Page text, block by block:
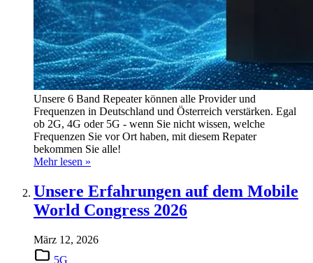
Unsere 6 Band Repeater können alle Provider und
Frequenzen in Deutschland und Österreich verstärken. Egal
ob 2G, 4G oder 5G - wenn Sie nicht wissen, welche
Frequenzen Sie vor Ort haben, mit diesem Repater
bekommen Sie alle!
Mehr lesen »
Unsere Erfahrungen auf dem Mobile
World Congress 2026
März 12, 2026
5G